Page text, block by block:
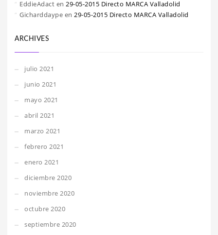
EddieAdact en 29-05-2015 Directo MARCA Valladolid
Gicharddaype en 29-05-2015 Directo MARCA Valladolid
ARCHIVES
julio 2021
junio 2021
mayo 2021
abril 2021
marzo 2021
febrero 2021
enero 2021
diciembre 2020
noviembre 2020
octubre 2020
septiembre 2020